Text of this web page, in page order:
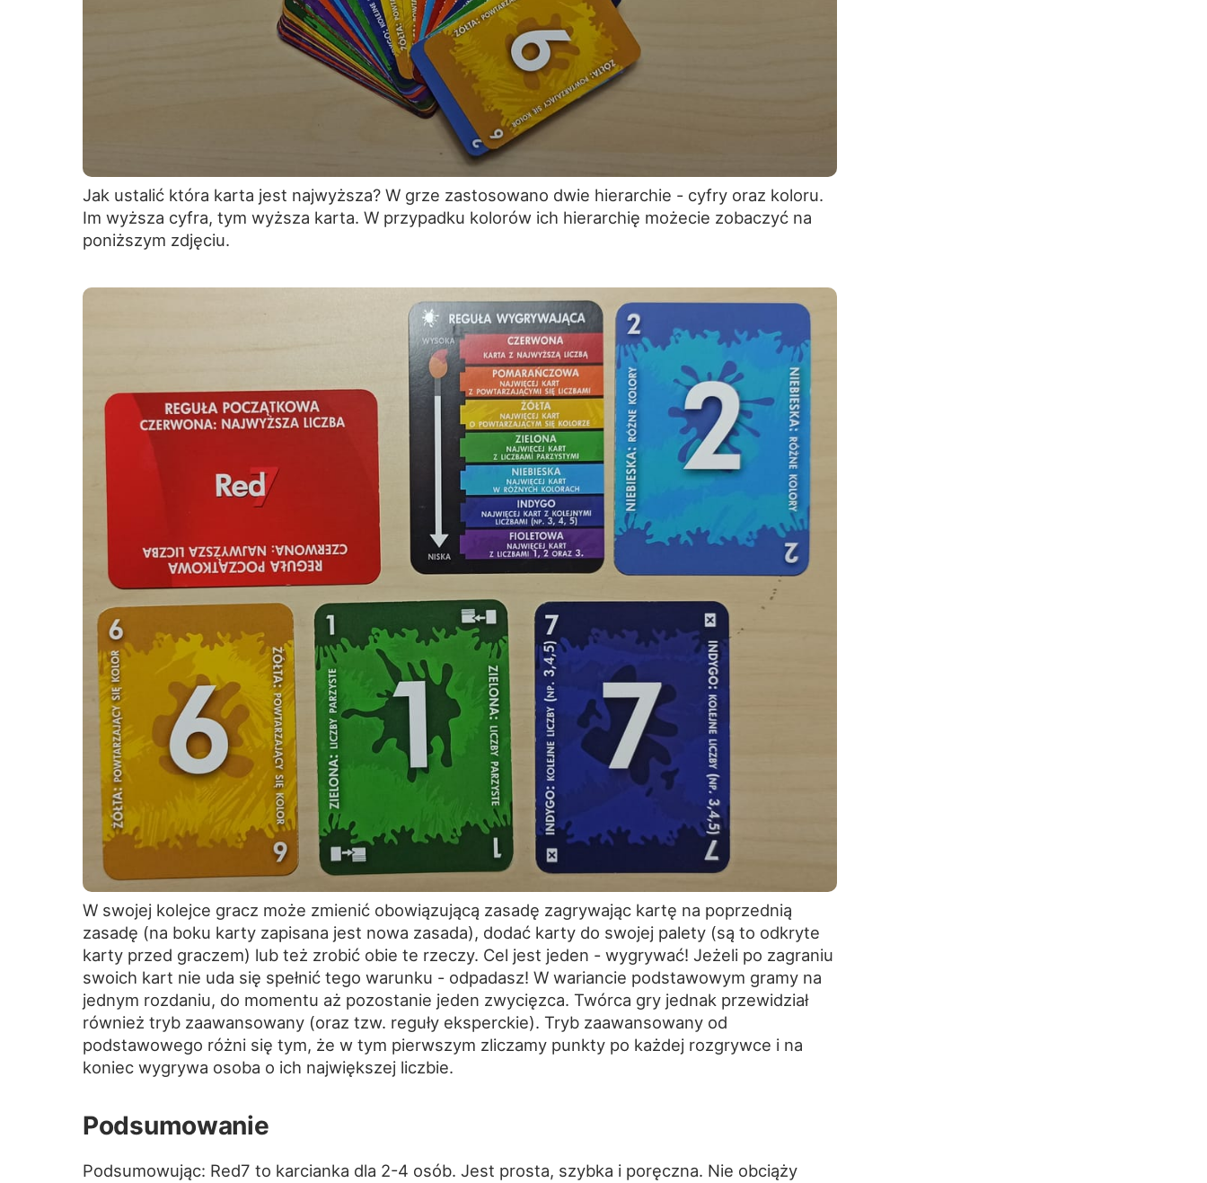
Jak ustalić która karta jest najwyższa? W grze zastosowano dwie hierarchie - cyfry oraz koloru.
Im wyższa cyfra, tym wyższa karta. W przypadku kolorów ich hierarchię możecie zobaczyć na
poniższym zdjęciu.
W swojej kolejce gracz może zmienić obowiązującą zasadę zagrywając kartę na poprzednią
zasadę (na boku karty zapisana jest nowa zasada), dodać karty do swojej palety (są to odkryte
karty przed graczem) lub też zrobić obie te rzeczy. Cel jest jeden - wygrywać! Jeżeli po zagraniu
swoich kart nie uda się spełnić tego warunku - odpadasz! W wariancie podstawowym gramy na
jednym rozdaniu, do momentu aż pozostanie jeden zwycięzca. Twórca gry jednak przewidział
również tryb zaawansowany (oraz tzw. reguły eksperckie). Tryb zaawansowany od
podstawowego różni się tym, że w tym pierwszym zliczamy punkty po każdej rozgrywce i na
koniec wygrywa osoba o ich największej liczbie.
Podsumowanie
Podsumowując: Red7 to karcianka dla 2-4 osób. Jest prosta, szybka i poręczna. Nie obciąży